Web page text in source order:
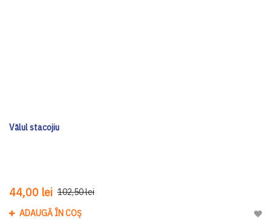
Vălul stacojiu
44,00 lei 102,50 lei
ADAUGĂ ÎN COȘ